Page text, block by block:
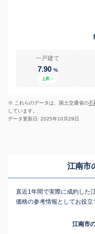
一戸建て
7.90 %
上昇 ↑
※ これらのデータは、国土交通省の不
しています。
データ更新日: 2025年10月29日
江南市
直近1年間で実際に成約した
価格の参考情報としてお役立
江南市